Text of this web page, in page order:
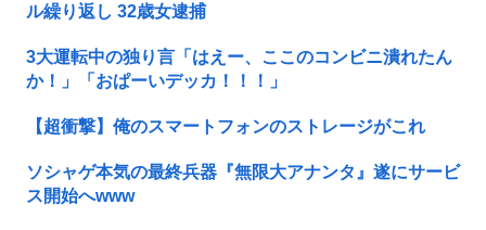
ル繰り返し 32歳女逮捕
3大運転中の独り言「はえー、ここのコンビニ潰れたん
か！」「おぱーいデッカ！！！」
【超衝撃】俺のスマートフォンのストレージがこれ
ソシャゲ本気の最終兵器『無限大アナンタ』遂にサービ
ス開始へwww